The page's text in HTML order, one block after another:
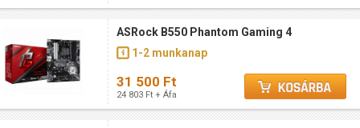
ASRock B550 Phantom Gaming 4
1-2 munkanap
31 500 Ft
24 803 Ft + Áfa